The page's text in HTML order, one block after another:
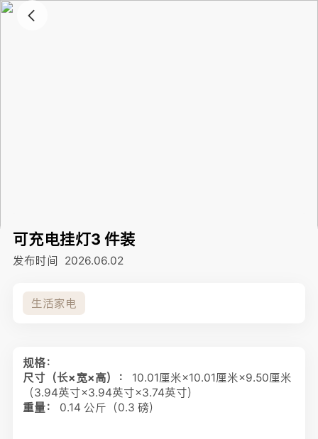
可充电挂灯3 件装
发布时间 2026.06.02
生活家电
规格：
尺寸（长×宽×高）：
10.01厘米×10.01厘米×9.50厘米
（3.94英寸×3.94英寸×3.74英寸）
重量：
0.14 公斤（0.3 磅）